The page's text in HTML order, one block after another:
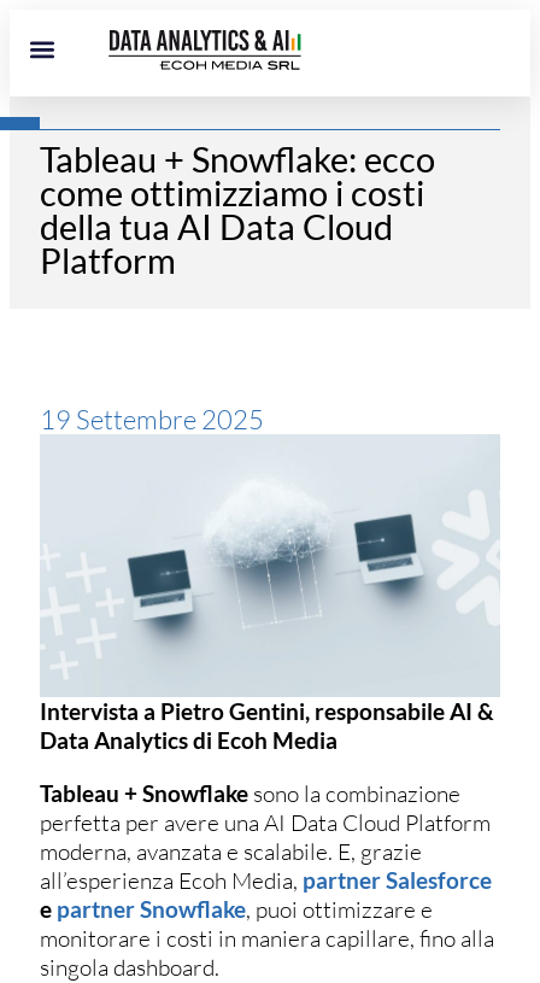
Tableau + Snowflake: ecco
come ottimizziamo i costi
della tua AI Data Cloud
Platform
19 Settembre 2025
Intervista a Pietro Gentini, responsabile AI &
Data Analytics di Ecoh Media
Tableau + Snowflake sono la combinazione
perfetta per avere una AI Data Cloud Platform
moderna, avanzata e scalabile. E, grazie
all’esperienza Ecoh Media, partner Salesforce
e partner Snowflake, puoi ottimizzare e
monitorare i costi in maniera capillare, fino alla
singola dashboard.